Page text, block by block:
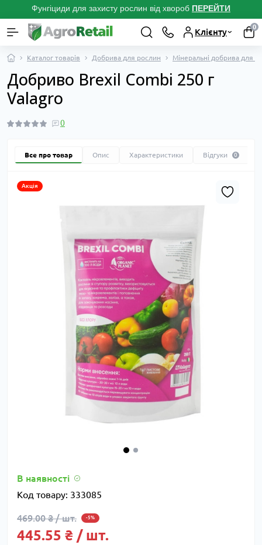
Фунгіциди для захисту рослин від хвороб ПЕРЕЙТИ
Клієнту
0
Каталог товарів Добрива для рослин Мінеральні добрива для
Добриво Brexil Combi 250 г
Valagro
0
Все про товар Опис Характеристики Відгуки 0
Акція
В наявності
Код товару: 333085
469.00 ₴ / шт. -5%
445.55 ₴ / шт.